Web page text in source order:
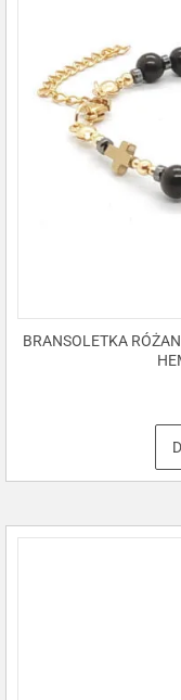
BRANSOLETKA